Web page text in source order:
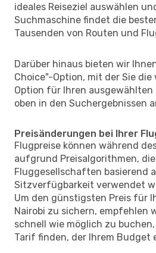
ideales Reiseziel auswählen
Suchmaschine findet die
Tausenden von Routen und
Darüber hinaus bieten wir
Choice"-Option, mit der Sie
Option für Ihren ausgewählten
oben in den Suchergebnissen
Preisänderungen bei Ihrer
Flugpreise können während
aufgrund Preisalgorithmen,
Fluggesellschaften basierend
Sitzverfügbarkeit verwendet
Um den günstigsten Preis für
Nairobi zu sichern, empfehlen
schnell wie möglich zu
Tarif finden, der Ihrem Budget